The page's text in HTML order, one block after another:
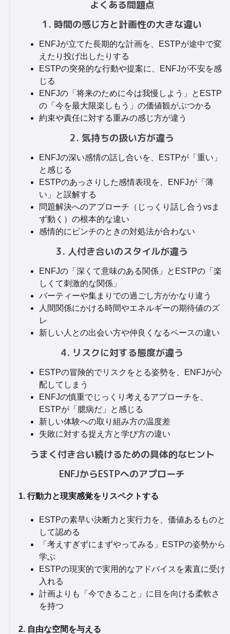
よくある問題点
1. 時間の感じ方と計画性の大きな違い
ENFJが立てた長期的な計画を、ESTPが途中で変
えたり投げ出したりする
ESTPの突発的な行動や提案に、ENFJが不安を感
じる
ENFJの「将来のために今は我慢しよう」とESTP
の「今を最大限楽しもう」の価値観がぶつかる
約束や責任に対する重みの感じ方が違う
2. 気持ちの扱い方が違う
ENFJの深い感情の話し合いを、ESTPが「重い」
と感じる
ESTPのあっさりした感情表現を、ENFJが「薄
い」と誤解する
問題解決へのアプローチ（じっくり話し合うvsま
ず動く）の根本的な違い
感情的にピンチのときの対処法が合わない
3. 人付き合いのスタイルが違う
ENFJの「深くて意味のある関係」とESTPの「楽
しくて刺激的な関係」
パーティーや集まりでの過ごし方がかなり違う
人間関係にかける時間やエネルギーの期待値のズ
レ
新しい人との出会い方や仲良くなるペースの違い
4. リスクに対する態度が違う
ESTPの冒険的でリスクをとる姿勢を、ENFJが心
配してしまう
ENFJの慎重でじっくり考えるアプローチを、
ESTPが「臆病だ」と感じる
新しい体験への取り組み方の温度差
失敗に対する捉え方と学び方の違い
うまく付き合い続けるための具体的なヒント
ENFJからESTPへのアプローチ
1. 行動力と現実感覚をリスペクトする
ESTPの素早い決断力と実行力を、価値あるものと
して認める
「考えすぎずにまずやってみる」ESTPの姿勢から
学ぶ
ESTPの現実的で実用的なアドバイスを素直に受け
入れる
計画よりも「今できること」に目を向ける柔軟さ
を持つ
2. 自由な空間を与える